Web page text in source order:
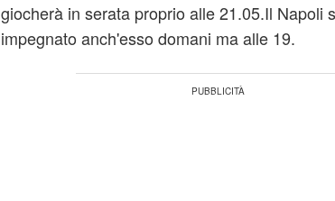
giocherà in serata proprio alle 21.05.Il Napoli
impegnato anch'esso domani ma alle 19.